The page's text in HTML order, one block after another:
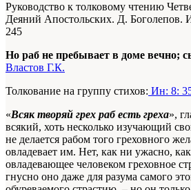
Руководство к толковому чтению
Деяний Апостольских. Д. Боголепов.
245
Но раб не пребывает в доме вечно;
Властов Г.К.
Толкование на группу стихов: Ин: 8:
«Всяк творяй грех раб есть греха»,
всякий, хоть несколько изучающий
не делается рабом того греховного
овладевает им. Нет, как ни ужасно,
овладевающее человеком греховное
гнусно оно даже для разума самого